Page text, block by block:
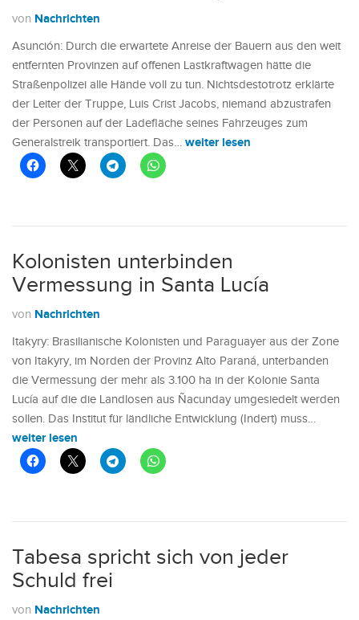
von Nachrichten
Asunción: Durch die erwartete Anreise der Bauern aus den weit
entfernten Provinzen auf offenen Lastkraftwagen hätte die
Straßenpolizei alle Hände voll zu tun. Nichtsdestotrotz erklärte
der Leiter der Truppe, Luis Crist Jacobs, niemand abzustrafen
der Personen auf der Ladefläche seines Fahrzeuges zum
Generalstreik transportiert. Das… weiter lesen
Kolonisten unterbinden
Vermessung in Santa Lucía
von Nachrichten
Itakyry: Brasilianische Kolonisten und Paraguayer aus der Zone
von Itakyry, im Norden der Provinz Alto Paraná, unterbanden
die Vermessung der mehr als 3.100 ha in der Kolonie Santa
Lucía auf die die Landlosen aus Ñacunday umgesiedelt werden
sollen. Das Institut für ländliche Entwicklung (Indert) muss…
weiter lesen
Tabesa spricht sich von jeder
Schuld frei
von Nachrichten